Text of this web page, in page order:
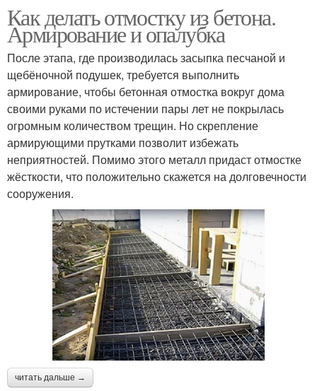
Как делать отмостку из бетона.
Армирование и опалубка
После этапа, где производилась засыпка песчаной и
щебёночной подушек, требуется выполнить
армирование, чтобы бетонная отмостка вокруг дома
своими руками по истечении пары лет не покрылась
огромным количеством трещин. Но скрепление
армирующими прутками позволит избежать
неприятностей. Помимо этого металл придаст отмостке
жёсткости, что положительно скажется на долговечности
сооружения.
читать дальше →